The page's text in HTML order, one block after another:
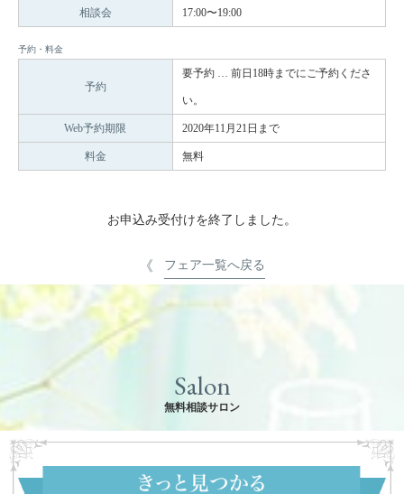
相談会 17:00〜19:00
予約・料金
予約
要予約 … 前日18時までにご予約くださ
い。
Web予約期限 2020年11月21日まで
料金 無料
お申込み受付けを終了しました。
フェア一覧へ戻る
Salon
無料相談サロン